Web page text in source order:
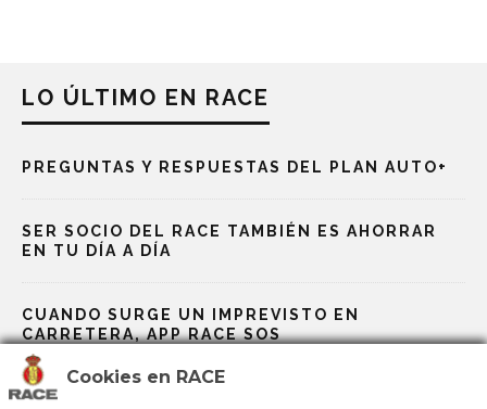
Cookies en RACE
LO ÚLTIMO EN RACE
PREGUNTAS Y RESPUESTAS DEL PLAN AUTO+
SER SOCIO DEL RACE TAMBIÉN ES AHORRAR
EN TU DÍA A DÍA
CUANDO SURGE UN IMPREVISTO EN
CARRETERA, APP RACE SOS
RACE, BP Y GALP TE ABARATAN LOS VIAJES